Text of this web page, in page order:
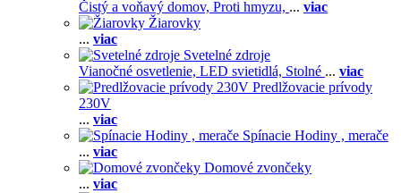
Čistý a voňavý domov, Proti hmyzu, ... viac
Žiarovky
... viac
Svetelné zdroje
Vianočné osvetlenie, LED svietidlá, Stolné ... viac
Predlžovacie prívody
230V
... viac
Spínacie Hodiny , merače
... viac
Domové zvončeky
... viac